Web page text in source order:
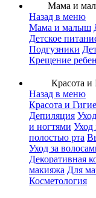
Мама и
Назад в меню
Мама и малыш
Детское
Подгузники
Крещение
Красота и
Назад в меню
Красота и
Депиляция
и ногтями Уход
полостью рта
Уход за
Декоративная
макияжа Для
Косметология